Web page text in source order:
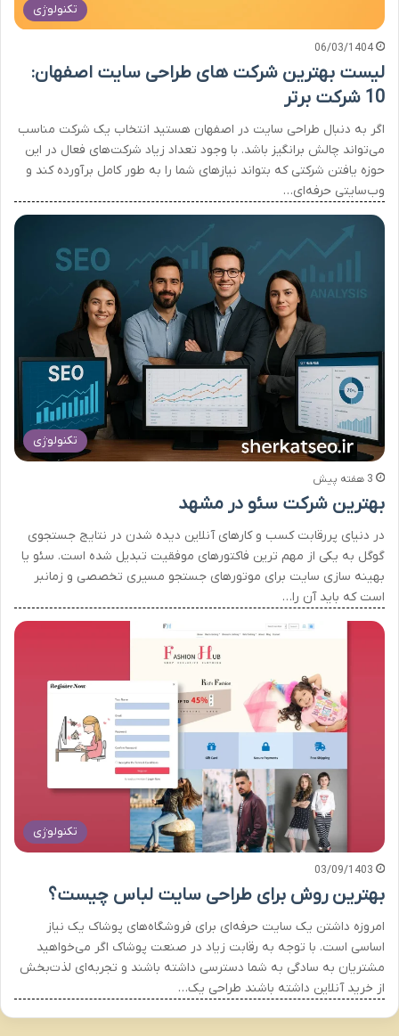
تکنولوژی
06/03/1404
لیست بهترین شرکت های طراحی سایت اصفهان:
10 شرکت برتر
اگر به دنبال طراحی سایت در اصفهان هستید انتخاب یک شرکت مناسب
می‌تواند چالش ‌برانگیز باشد. با وجود تعداد زیاد شرکت‌های فعال در این
حوزه یافتن شرکتی که بتواند نیازهای شما را به طور کامل برآورده کند و
وب‌سایتی حرفه‌ای…
تکنولوژی
3 هفته پیش
بهترین شرکت سئو در مشهد
در دنیای پررقابت کسب و کارهای آنلاین دیده شدن در نتایج جستجوی
گوگل به یکی از مهم ترین فاکتورهای موفقیت تبدیل شده است. سئو یا
بهینه سازی سایت برای موتورهای جستجو مسیری تخصصی و زمانبر
است که باید آن را…
تکنولوژی
03/09/1403
بهترین روش برای طراحی سایت لباس چیست؟
امروزه داشتن یک سایت حرفه‌ای برای فروشگاه‌های پوشاک یک نیاز
اساسی است. با توجه به رقابت زیاد در صنعت پوشاک اگر می‌خواهید
مشتریان به سادگی به شما دسترسی داشته باشند و تجربه‌ای لذت‌بخش
از خرید آنلاین داشته باشند طراحی یک…